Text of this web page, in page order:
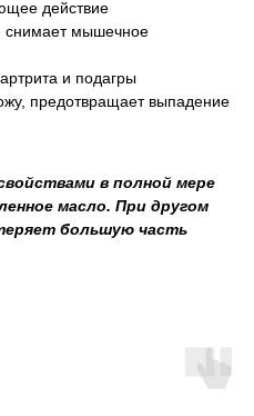
действие
снимает мышечное
и подагры
предотвращает выпадение
в полной мере
масло. При другом
большую часть